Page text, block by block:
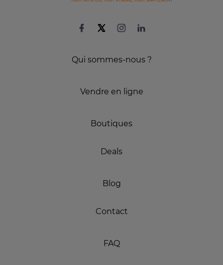
Qui sommes-nous ?
Vendre en ligne
Boutiques
Deals
Blog
Contact
FAQ